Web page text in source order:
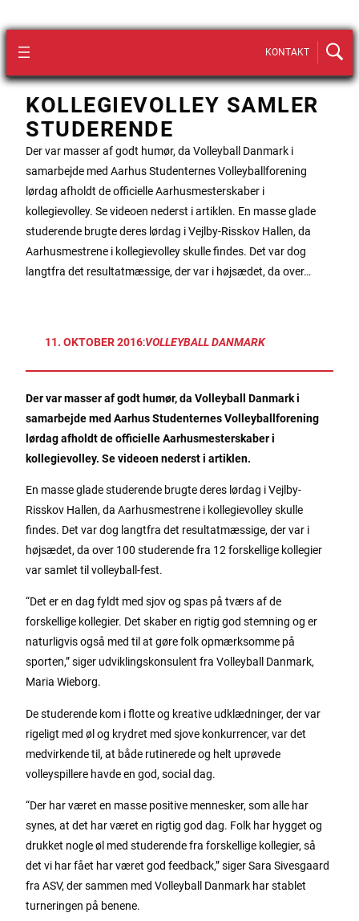
KONTAKT
KOLLEGIEVOLLEY SAMLER
STUDERENDE
Der var masser af godt humør, da Volleyball Danmark i
samarbejde med Aarhus Studenternes Volleyballforening
lørdag afholdt de officielle Aarhusmesterskaber i
kollegievolley. Se videoen nederst i artiklen. En masse glade
studerende brugte deres lørdag i Vejlby-Risskov Hallen, da
Aarhusmestrene i kollegievolley skulle findes. Det var dog
langtfra det resultatmæssige, der var i højsædet, da over…
11. OKTOBER 2016:VOLLEYBALL DANMARK
Der var masser af godt humør, da Volleyball Danmark i
samarbejde med Aarhus Studenternes Volleyballforening
lørdag afholdt de officielle Aarhusmesterskaber i
kollegievolley. Se videoen nederst i artiklen.
En masse glade studerende brugte deres lørdag i Vejlby-
Risskov Hallen, da Aarhusmestrene i kollegievolley skulle
findes. Det var dog langtfra det resultatmæssige, der var i
højsædet, da over 100 studerende fra 12 forskellige kollegier
var samlet til volleyball-fest.
“Det er en dag fyldt med sjov og spas på tværs af de
forskellige kollegier. Det skaber en rigtig god stemning og er
naturligvis også med til at gøre folk opmærksomme på
sporten,” siger udviklingskonsulent fra Volleyball Danmark,
Maria Wieborg.
De studerende kom i flotte og kreative udklædninger, der var
rigeligt med øl og krydret med sjove konkurrencer, var det
medvirkende til, at både rutinerede og helt uprøvede
volleyspillere havde en god, social dag.
“Der har været en masse positive mennesker, som alle har
synes, at det har været en rigtig god dag. Folk har hygget og
drukket nogle øl med studerende fra forskellige kollegier, så
det vi har fået har været god feedback,” siger Sara Sivesgaard
fra ASV, der sammen med Volleyball Danmark har stablet
turneringen på benene.